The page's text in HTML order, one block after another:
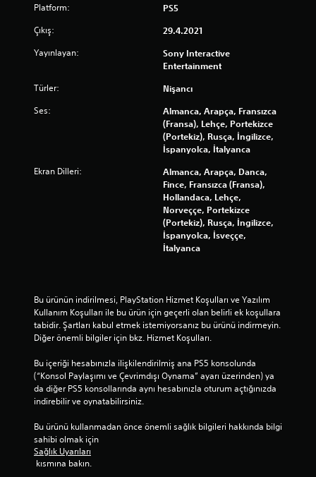
b
z
T
y
r
A
ş
a
ı
y
ö
n
d
ü
ğ
m
Platform: PS5
Çıkış: 29.4.2021
Yayınlayan:
Sony Interactive
Entertainment
Türler: Nişancı
Ses:
Almanca, Arapça, Fransızca
(Fransa), Lehçe, Portekizce
(Portekiz), Rusça, İngilizce,
İspanyolca, İtalyanca
Ekran Dilleri:
Almanca, Arapça, Danca,
Fince, Fransızca (Fransa),
Hollandaca, Lehçe,
Norveççe, Portekizce
(Portekiz), Rusça, İngilizce,
İspanyolca, İsveççe,
İtalyanca
Bu ürünün indirilmesi, PlayStation Hizmet Koşulları ve Yazılım
Kullanım Koşulları ile bu ürün için geçerli olan belirli ek koşullara
tabidir. Şartları kabul etmek istemiyorsanız bu ürünü indirmeyin.
Diğer önemli bilgiler için bkz. Hizmet Koşulları.
Bu içeriği hesabınızla ilişkilendirilmiş ana PS5 konsolunda
(“Konsol Paylaşımı ve Çevrimdışı Oynama” ayarı üzerinden) ya
da diğer PS5 konsollarında aynı hesabınızla oturum açtığınızda
indirebilir ve oynatabilirsiniz.
Bu ürünü kullanmadan önce önemli sağlık bilgileri hakkında bilgi
sahibi olmak için
Sağlık Uyarıları
kısmına bakın.